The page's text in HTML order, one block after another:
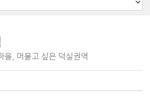
을, 머물고 싶은 덕실권역